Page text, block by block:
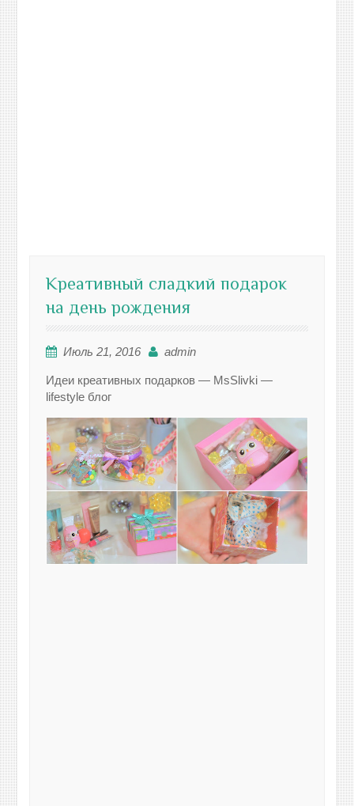
Креативный сладкий подарок
на день рождения
Июль 21, 2016 admin
Идеи креативных подарков — MsSlivki —
lifestyle блог